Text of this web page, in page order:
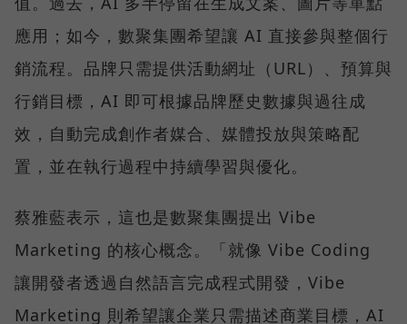
應用；如今，數聚集團希望讓 AI 直接參與整個行
銷流程。品牌只需提供活動網址（URL）、預算與
行銷目標，AI 即可根據品牌歷史數據與過往成
效，自動完成創作者媒合、媒體投放與策略配
置，並在執行過程中持續學習與優化。
蔡雅藍表示，這也是數聚集團提出 Vibe
Marketing 的核心概念。「就像 Vibe Coding
讓開發者透過自然語言完成程式開發，Vibe
Marketing 則希望讓企業只需描述商業目標，AI